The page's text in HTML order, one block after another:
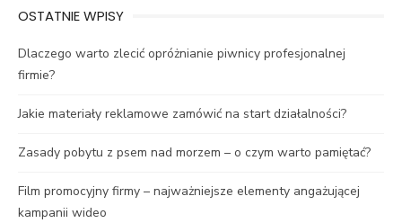
OSTATNIE WPISY
Dlaczego warto zlecić opróżnianie piwnicy profesjonalnej
firmie?
Jakie materiały reklamowe zamówić na start działalności?
Zasady pobytu z psem nad morzem – o czym warto pamiętać?
Film promocyjny firmy – najważniejsze elementy angażującej
kampanii wideo